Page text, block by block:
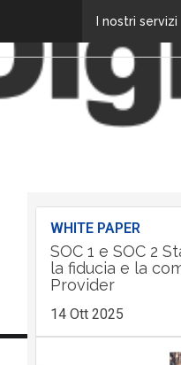
I nostri servizi
WHITE PAPER
SOC 1 e SOC 2
la fiducia e la
Provider
14 Ott 2025